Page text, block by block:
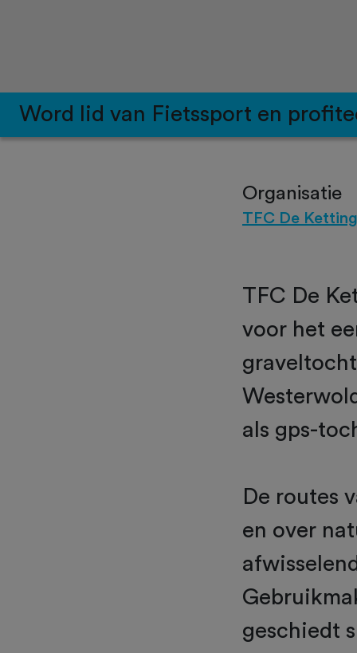
Word lid van Fietssport en
Organisatie
TFC De Ketting
TFC De
voor het
als gps-
De routes
en over
geschiedt